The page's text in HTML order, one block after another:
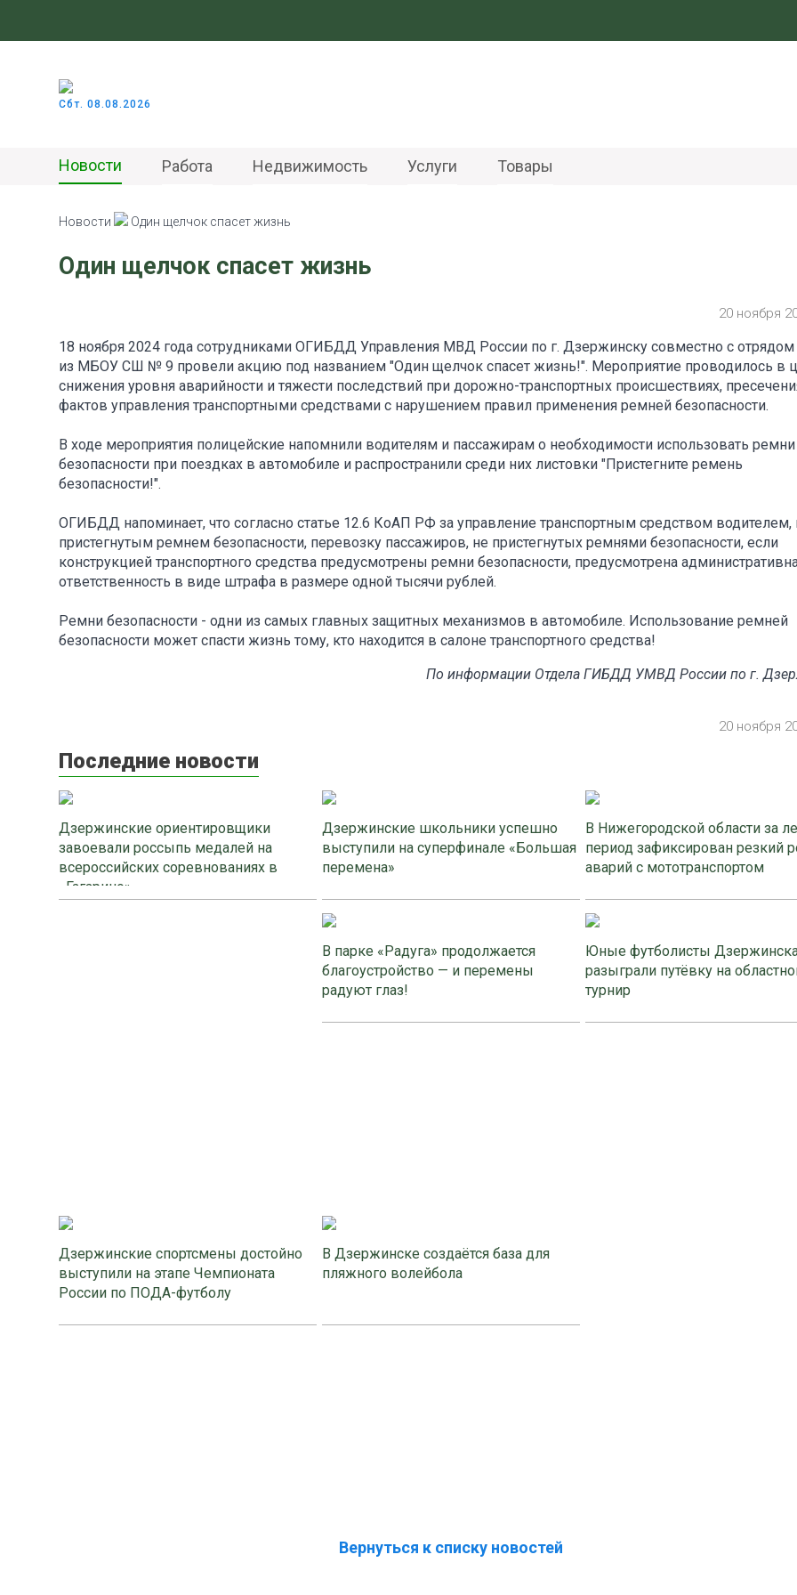
Сбт. 08.08.2026
Новости Работа Недвижимость Услуги Товары
Новости Один щелчок спасет жизнь
Один щелчок спасет жизнь
20 ноября
18 ноября 2024 года сотрудниками ОГИБДД Управления МВД России по г. Дзержинску совместно с
из МБОУ СШ № 9 провели акцию под названием "Один щелчок спасет жизнь!". Мероприятие проводилось в
снижения уровня аварийности и тяжести последствий при дорожно-транспортных происшествиях,
фактов управления транспортными средствами с нарушением правил применения ремней безопасности.
В ходе мероприятия полицейские напомнили водителям и пассажирам о необходимости использовать ремни
безопасности при поездках в автомобиле и распространили среди них листовки "Пристегните ремень
безопасности!".
ОГИБДД напоминает, что согласно статье 12.6 КоАП РФ за управление транспортным средством водителем,
пристегнутым ремнем безопасности, перевозку пассажиров, не пристегнутых ремнями безопасности, если
конструкцией транспортного средства предусмотрены ремни безопасности, предусмотрена
ответственность в виде штрафа в размере одной тысячи рублей.
Ремни безопасности - одни из самых главных защитных механизмов в автомобиле. Использование ремней
безопасности может спасти жизнь тому, кто находится в салоне транспортного средства!
По информации Отдела ГИБДД УМВД России по г.
20 ноября
Последние новости
Дзержинские ориентировщики
завоевали россыпь медалей на
всероссийских соревнованиях в
«Гагарино»
Дзержинские школьники успешно
выступили на суперфинале «Большая
перемена»
В Нижегородской области за
период зафиксирован резкий
аварий с мототранспортом
В парке «Радуга» продолжается
благоустройство — и перемены
радуют глаз!
Юные футболисты
разыграли путёвку на
турнир
Дзержинские спортсмены достойно
выступили на этапе Чемпионата
России по ПОДА-футболу
В Дзержинске создаётся база для
пляжного волейбола
Вернуться к списку новостей